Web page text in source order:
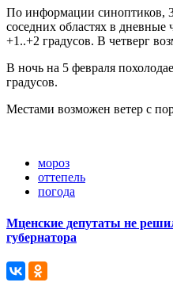
По информации синоптиков,
соседних областях в
+1..+2 градусов. В четверг
В ночь на 5 февраля
градусов.
Местами возможен ветер с
мороз
оттепель
погода
Мценские депутаты не
губернатора